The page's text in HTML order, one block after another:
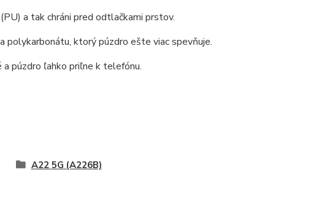
a tak chráni pred odtlačkami prstov.
polykarbonátu, ktorý púzdro ešte viac spevňuje.
púzdro ľahko priľne k telefónu.
A22 5G (A226B)